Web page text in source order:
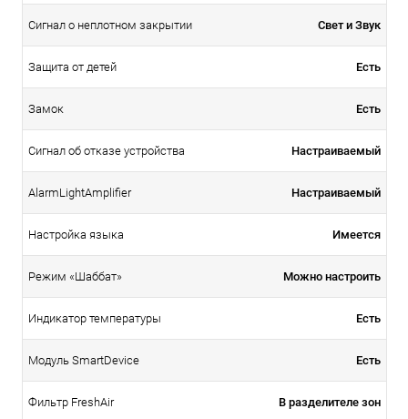
Сигнал о неплотном закрытии Свет и Звук
Защита от детей Есть
Замок Есть
Сигнал об отказе устройства Настраиваемый
AlarmLightAmplifier Настраиваемый
Настройка языка Имеется
Режим «Шаббат» Можно настроить
Индикатор температуры Есть
Модуль SmartDevice Есть
Фильтр FreshAir В разделителе зон